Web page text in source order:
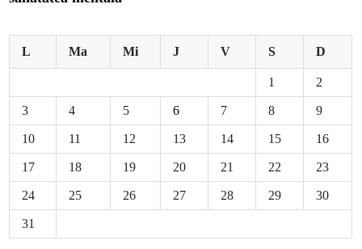
L Ma Mi J V S D
1 2
3 4 5 6 7 8 9
10 11 12 13 14 15 16
17 18 19 20 21 22 23
24 25 26 27 28 29 30
31